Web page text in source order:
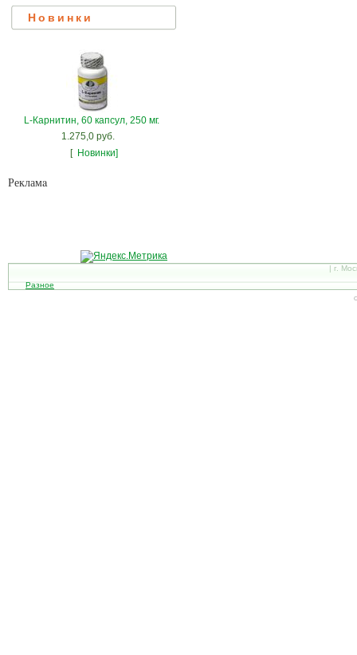
Новинки
L-Карнитин, 60 капсул, 250 мг.
1.275,0 руб.
[ Новинки]
Рекламa
| г.
Разное